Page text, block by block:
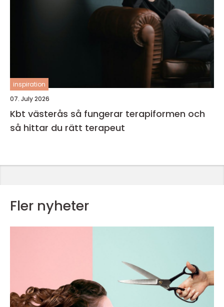
inspiration
07. July 2026
Kbt västerås så fungerar terapiformen och
så hittar du rätt terapeut
Fler nyheter